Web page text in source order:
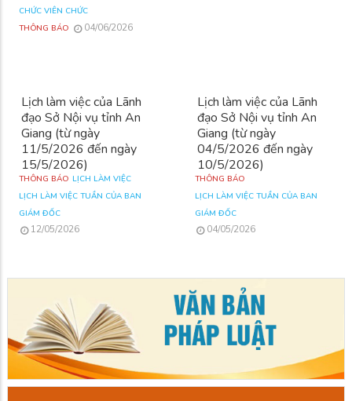
CHỨC VIÊN CHỨC
THÔNG BÁO
04/06/2026
Lịch làm việc của Lãnh
đạo Sở Nội vụ tỉnh An
Giang (từ ngày
11/5/2026 đến ngày
15/5/2026)
THÔNG BÁO LỊCH LÀM VIỆC
LỊCH LÀM VIỆC TUẦN CỦA BAN
GIÁM ĐỐC
12/05/2026
Lịch làm việc của Lãnh
đạo Sở Nội vụ tỉnh An
Giang (từ ngày
04/5/2026 đến ngày
10/5/2026)
THÔNG BÁO
LỊCH LÀM VIỆC TUẦN CỦA BAN
GIÁM ĐỐC
04/05/2026